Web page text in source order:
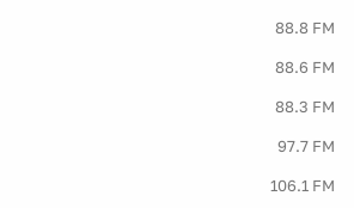
88.8 FM
88.6 FM
88.3 FM
97.7 FM
106.1 FM